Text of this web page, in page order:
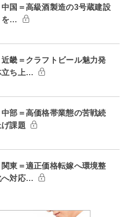
国＝高級酒製造の3号蔵建設
を…
畿＝クラフトビール魅力発
立ち上…
部＝高価格帯業態の苦戦続
課題
東＝適正価格転嫁へ環境整
へ対応…